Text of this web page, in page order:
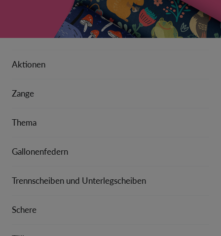
Aktionen
Zange
Thema
Gallonenfedern
Trennscheiben und Unterlegscheiben
Schere